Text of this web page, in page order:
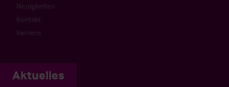
Neuigkeiten
Kontakt
Karriere
Aktuelles